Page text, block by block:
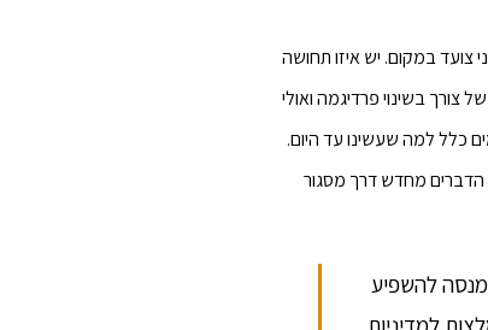
במקום. יש איזו תחושה
בשינוי פרדיגמה ואולי
כלל למה שעשינו עד היום.
הדברים מחדש דרך מסגור
להשפיע